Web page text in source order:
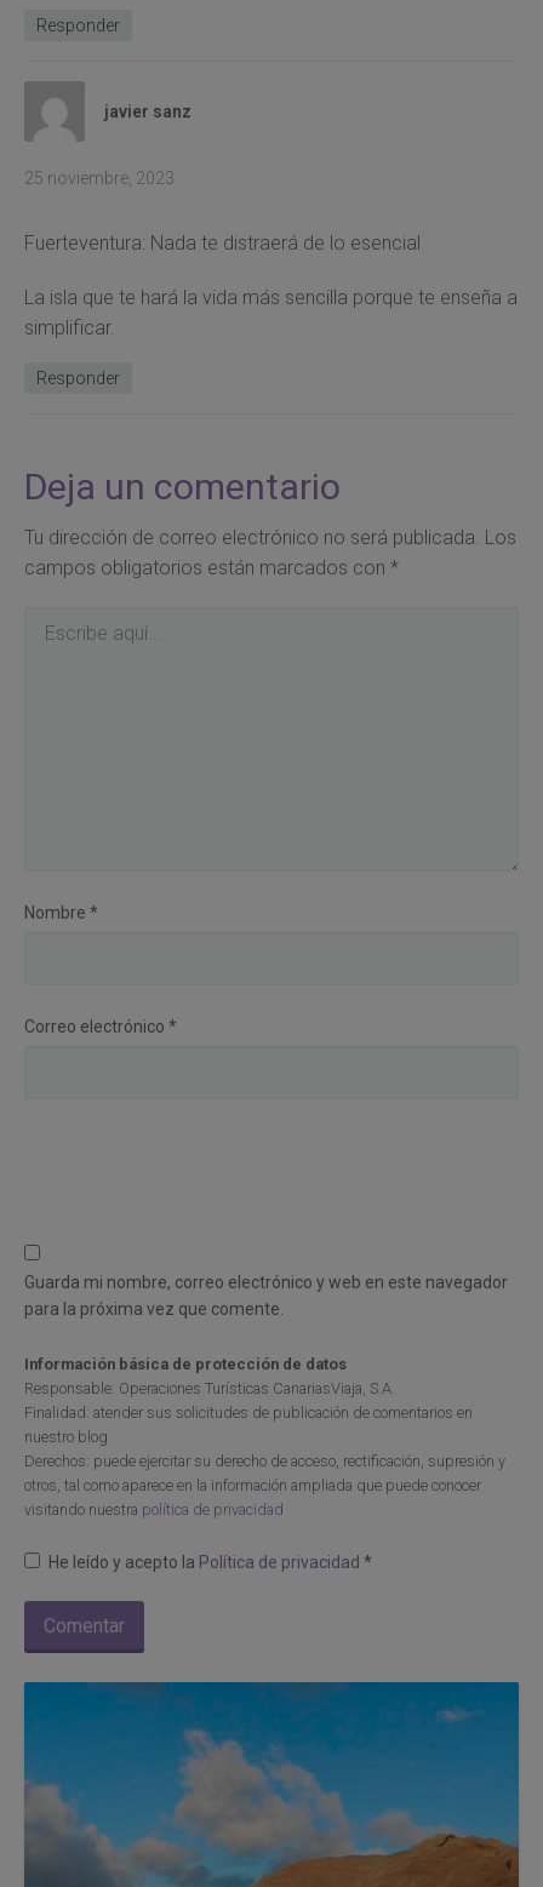
Responder
javier sanz
25 noviembre, 2023
Fuerteventura: Nada te distraerá de lo esencial
La isla que te hará la vida más sencilla porque te enseña a
simplificar.
Responder
Deja un comentario
Tu dirección de correo electrónico no será publicada. Los
campos obligatorios están marcados con *
Nombre *
Correo electrónico *
Guarda mi nombre, correo electrónico y web en este navegador
para la próxima vez que comente.
Información básica de protección de datos
Responsable: Operaciones Turísticas CanariasViaja, S.A.
Finalidad: atender sus solicitudes de publicación de comentarios en
nuestro blog
Derechos: puede ejercitar su derecho de acceso, rectificación, supresión y
otros, tal como aparece en la información ampliada que puede conocer
visitando nuestra política de privacidad
He leído y acepto la Política de privacidad *